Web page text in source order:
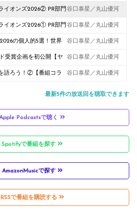
イオンズ2026② PR部門 谷口泰星／丸山優河
イオンズ2026① PR部門 谷口泰星／丸山優河
の個人的5選！世界 谷口泰星／丸山優河
受賞企画を初公開【ヤ
ジェンダ】
谷口泰星／丸山優河
語ろう！②【番組コラ 谷口泰星／丸山優河
最新5件の放送回を聴取できます
Podcastsで聴く
Spotifyで番組を探す
AmazonMusicで探す
で番組を購読する